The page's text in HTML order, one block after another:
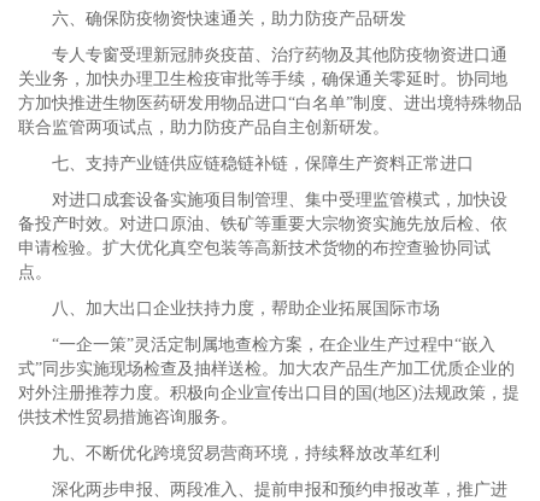
六、确保防疫物资快速通关，助力防疫产品研发
专人专窗受理新冠肺炎疫苗、治疗药物及其他防疫物资进口通
关业务，加快办理卫生检疫审批等手续，确保通关零延时。协同地
方加快推进生物医药研发用物品进口“白名单”制度、进出境特殊物品
联合监管两项试点，助力防疫产品自主创新研发。
七、支持产业链供应链稳链补链，保障生产资料正常进口
对进口成套设备实施项目制管理、集中受理监管模式，加快设
备投产时效。对进口原油、铁矿等重要大宗物资实施先放后检、依
申请检验。扩大优化真空包装等高新技术货物的布控查验协同试
点。
八、加大出口企业扶持力度，帮助企业拓展国际市场
“一企一策”灵活定制属地查检方案，在企业生产过程中“嵌入
式”同步实施现场检查及抽样送检。加大农产品生产加工优质企业的
对外注册推荐力度。积极向企业宣传出口目的国(地区)法规政策，提
供技术性贸易措施咨询服务。
九、不断优化跨境贸易营商环境，持续释放改革红利
深化两步申报、两段准入、提前申报和预约申报改革，推广进